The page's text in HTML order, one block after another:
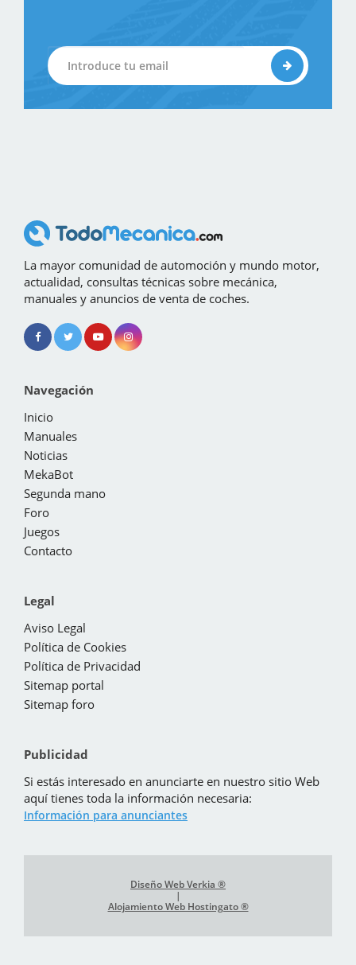
La mayor comunidad de automoción y mundo motor,
actualidad, consultas técnicas sobre mecánica,
manuales y anuncios de venta de coches.
Navegación
Inicio
Manuales
Noticias
MekaBot
Segunda mano
Foro
Juegos
Contacto
Legal
Aviso Legal
Política de Cookies
Política de Privacidad
Sitemap portal
Sitemap foro
Publicidad
Si estás interesado en anunciarte en nuestro sitio Web
aquí tienes toda la información necesaria:
Información para anunciantes
Diseño Web Verkia ®
|
Alojamiento Web Hostingato ®